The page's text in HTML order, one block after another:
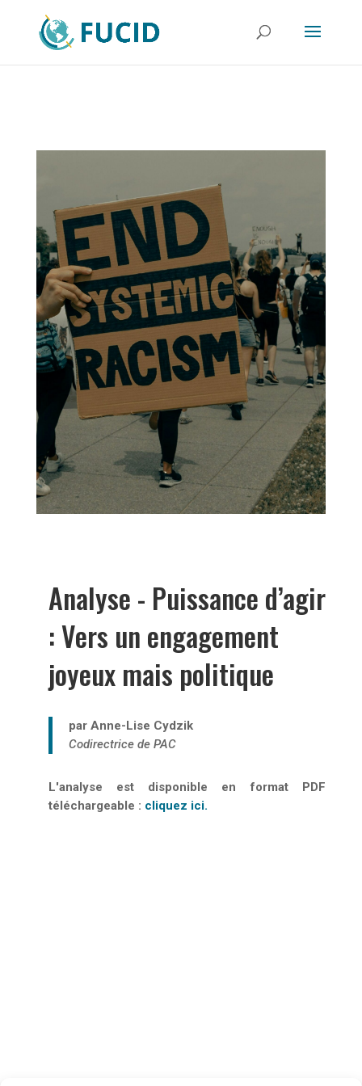
Analyse - Puissance d’agir
: Vers un engagement
joyeux mais politique
par Anne-Lise Cydzik
Codirectrice de PAC
L'analyse est disponible en format PDF
téléchargeable : cliquez ici.